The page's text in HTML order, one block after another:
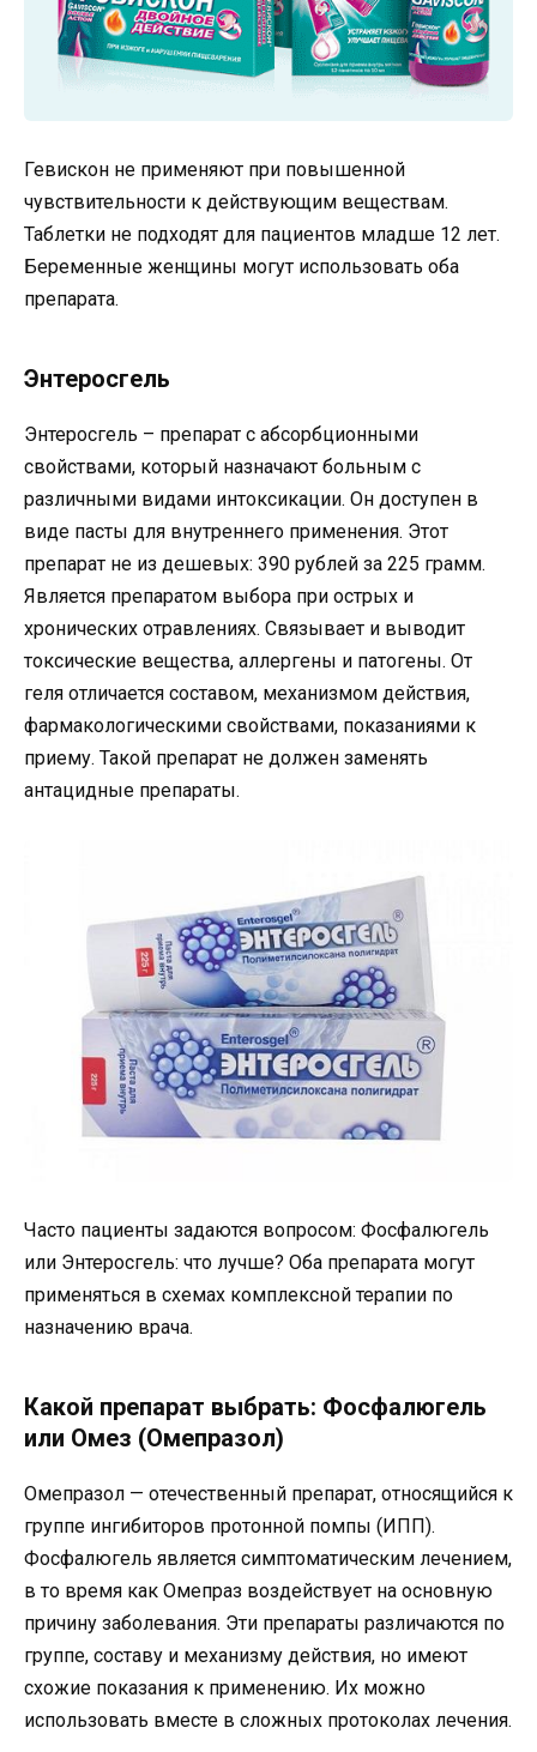
Гевискон не применяют при повышенной
чувствительности к действующим веществам.
Таблетки не подходят для пациентов младше 12 лет.
Беременные женщины могут использовать оба
препарата.
Энтеросгель
Энтеросгель – препарат с абсорбционными
свойствами, который назначают больным с
различными видами интоксикации. Он доступен в
виде пасты для внутреннего применения. Этот
препарат не из дешевых: 390 рублей за 225 грамм.
Является препаратом выбора при острых и
хронических отравлениях. Связывает и выводит
токсические вещества, аллергены и патогены. От
геля отличается составом, механизмом действия,
фармакологическими свойствами, показаниями к
приему. Такой препарат не должен заменять
антацидные препараты.
Часто пациенты задаются вопросом: Фосфалюгель
или Энтеросгель: что лучше? Оба препарата могут
применяться в схемах комплексной терапии по
назначению врача.
Какой препарат выбрать: Фосфалюгель
или Омез (Омепразол)
Омепразол — отечественный препарат, относящийся к
группе ингибиторов протонной помпы (ИПП).
Фосфалюгель является симптоматическим лечением,
в то время как Омепраз воздействует на основную
причину заболевания. Эти препараты различаются по
группе, составу и механизму действия, но имеют
схожие показания к применению. Их можно
использовать вместе в сложных протоколах лечения.